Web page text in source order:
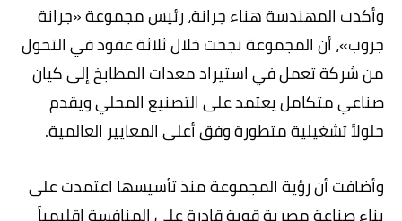
وأكدت المهندسة هناء جرانة، رئيس مجموعة «جرانة
جروب»، أن المجموعة نجحت خلال ثلاثة عقود في التحول
من شركة تعمل في استيراد معدات المطابخ إلى كيان
صناعي متكامل يعتمد على التصنيع المحلي ويقدم
حلولاً تشغيلية متطورة وفق أعلى المعايير العالمية.
وأضافت أن رؤية المجموعة منذ تأسيسها اعتمدت على